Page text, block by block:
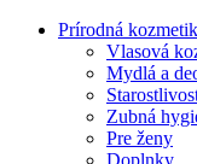
Prírodná
Vlasová
Mydlá a
Zubná
Pre ženy
Doplnky